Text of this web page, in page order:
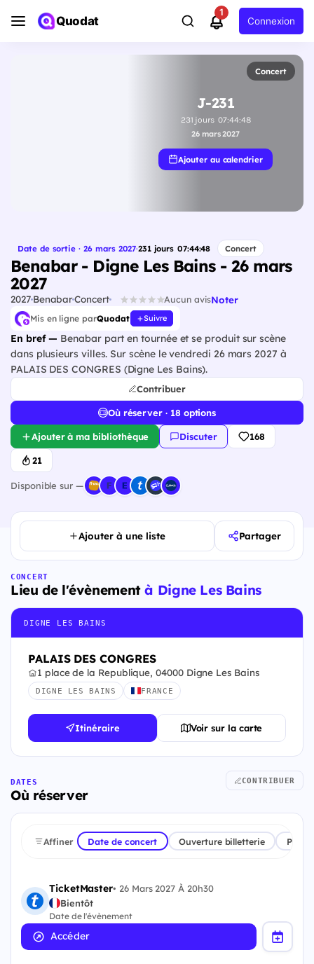
Quodat
1
Connexion
Concert
J-231
231 jours 07:44:47
26 mars 2027
Ajouter au calendrier
Date de sortie · 26 mars 2027·231 jours 07:44:47 Concert
Benabar - Digne Les Bains - 26 mars
2027
2027BenabarConcert Aucun avisNoter
Mis en ligne parQuodat Suivre
En bref — Benabar part en tournée et se produit sur scène
dans plusieurs villes. Sur scène le vendredi 26 mars 2027 à
PALAIS DES CONGRES (Digne Les Bains).
Contribuer
Où réserver · 18 options
Ajouter à ma bibliothèque Discuter 168
21
Disponible sur —
Ajouter à une liste Partager
CONCERT
Lieu de l'évènementà Digne Les Bains
DIGNE LES BAINS
PALAIS DES CONGRES
1 place de la Republique, 04000 Digne Les Bains
DIGNE LES BAINS FRANCE
Itinéraire Voir sur la carte
DATES
Où réserver
CONTRIBUER
Affiner Date de concert Ouverture billetterie
TicketMaster• 26 Mars 2027 À 20h30
Bientôt
Date de l'évènement
Accéder